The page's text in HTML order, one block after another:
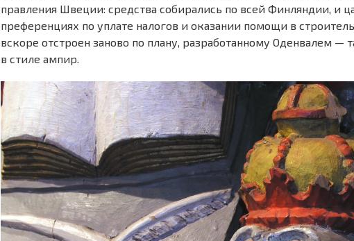
правления Швеции: средства собирались по всей Финляндии, и
преференциях по уплате налогов и оказании помощи в
вскоре отстроен заново по плану, разработанному Оденвалем —
в стиле ампир.